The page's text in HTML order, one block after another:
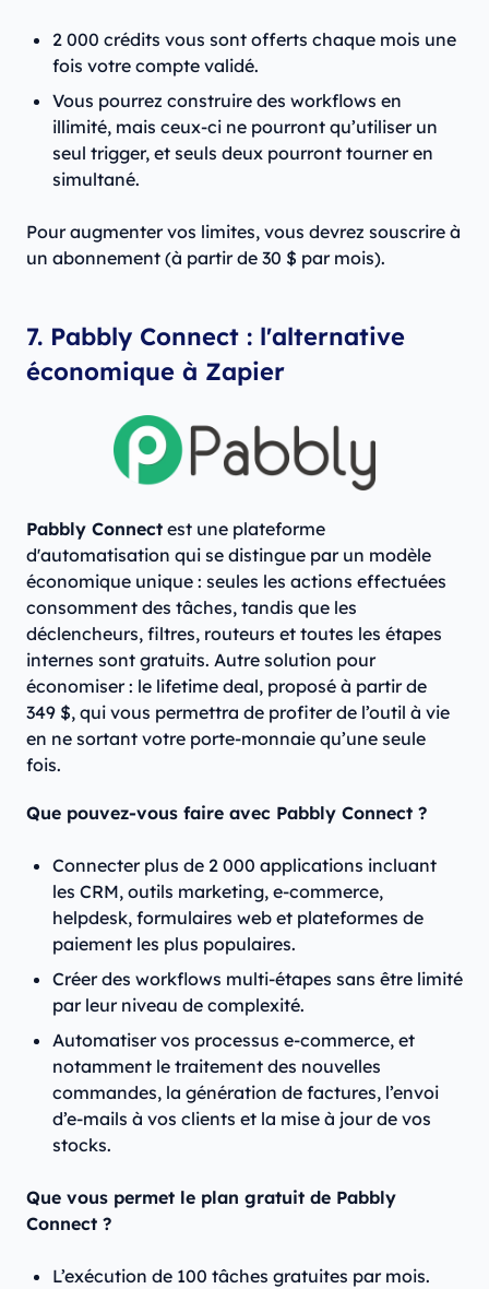
2 000 crédits vous sont offerts chaque mois une
fois votre compte validé.
Vous pourrez construire des workflows en
illimité, mais ceux-ci ne pourront qu’utiliser un
seul trigger, et seuls deux pourront tourner en
simultané.
Pour augmenter vos limites, vous devrez souscrire à
un abonnement (à partir de 30 $ par mois).
7. Pabbly Connect : l'alternative
économique à Zapier
Pabbly Connect est une plateforme
d'automatisation qui se distingue par un modèle
économique unique : seules les actions effectuées
consomment des tâches, tandis que les
déclencheurs, filtres, routeurs et toutes les étapes
internes sont gratuits. Autre solution pour
économiser : le lifetime deal, proposé à partir de
349 $, qui vous permettra de profiter de l’outil à vie
en ne sortant votre porte-monnaie qu’une seule
fois.
Que pouvez-vous faire avec Pabbly Connect ?
Connecter plus de 2 000 applications incluant
les CRM, outils marketing, e-commerce,
helpdesk, formulaires web et plateformes de
paiement les plus populaires.
Créer des workflows multi-étapes sans être limité
par leur niveau de complexité.
Automatiser vos processus e-commerce, et
notamment le traitement des nouvelles
commandes, la génération de factures, l’envoi
d’e-mails à vos clients et la mise à jour de vos
stocks.
Que vous permet le plan gratuit de Pabbly
Connect ?
L’exécution de 100 tâches gratuites par mois.